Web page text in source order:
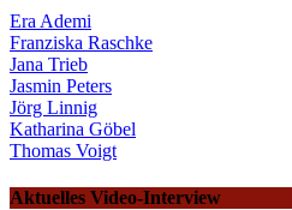
Era Ademi
Franziska Raschke
Jana Trieb
Jasmin Peters
Jörg Linnig
Katharina Göbel
Thomas Voigt
Aktuelles Video-Interview